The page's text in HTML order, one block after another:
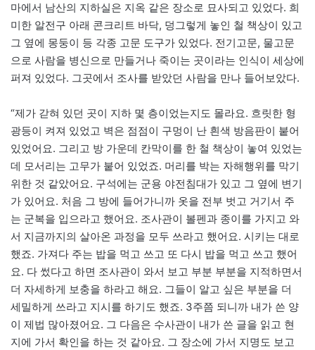
마에서 남산의 지하실은 지옥 같은 장소로 묘사되고 있었다. 희
미한 알전구 아래 콘크리트 바닥, 덩그렇게 놓인 철 책상이 있고
그 옆에 몽둥이 등 각종 고문 도구가 있었다. 전기고문, 물고문
으로 사람을 병신으로 만들거나 죽이는 곳이라는 인식이 세상에
퍼져 있었다. 그곳에서 조사를 받았던 사람을 만나 들어보았다.
“제가 갇혀 있던 곳이 지하 몇 층이었는지도 몰라요. 흐릿한 형
광등이 켜져 있었고 벽은 점점이 구멍이 난 흰색 방음판이 붙어
있었어요. 그리고 방 가운데 칸막이를 한 철 책상이 놓여 있었는
데 모서리는 고무가 붙어 있었죠. 머리를 박는 자해행위를 막기
위한 것 같았어요. 구석에는 군용 야전침대가 있고 그 옆에 변기
가 있어요. 처음 그 방에 들어가니까 옷을 전부 벗고 거기서 주
는 군복을 입으라고 했어요. 조사관이 볼펜과 종이를 가지고 와
서 지금까지의 살아온 과정을 모두 쓰라고 했어요. 시키는 대로
했죠. 가져다 주는 밥을 먹고 쓰고 또 다시 밥을 먹고 쓰고 했어
요. 다 썼다고 하면 조사관이 와서 보고 부분 부분을 지적하면서
더 자세하게 보충을 하라고 해요. 그들이 알고 싶은 부분을 더
세밀하게 쓰라고 지시를 하기도 했죠. 3주쯤 되니까 내가 쓴 양
이 제법 많아졌어요. 그 다음은 수사관이 내가 쓴 글을 읽고 현
지에 가서 확인을 하는 것 같아요. 그 장소에 가서 지명도 보고